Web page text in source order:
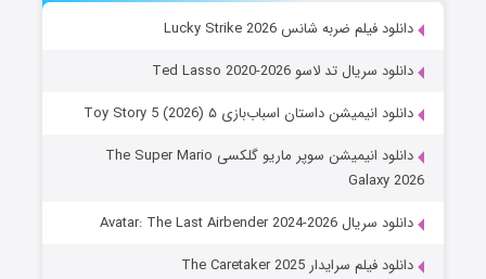
دانلود فیلم ضربه شانس Lucky Strike 2026
دانلود سریال تد لاسو Ted Lasso 2020-2026
دانلود انیمیشن داستان اسباب‌بازی ۵ Toy Story 5 (2026)
دانلود انیمیشن سوپر ماریو گلکسی The Super Mario
Galaxy 2026
دانلود سریال Avatar: The Last Airbender 2024-2026
دانلود فیلم سرایدار The Caretaker 2025